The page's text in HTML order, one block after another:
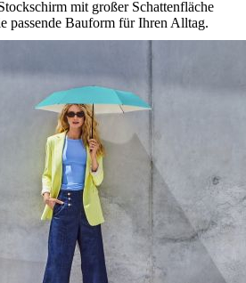
mit großer Schattenfläche
passende Bauform für Ihren Alltag.